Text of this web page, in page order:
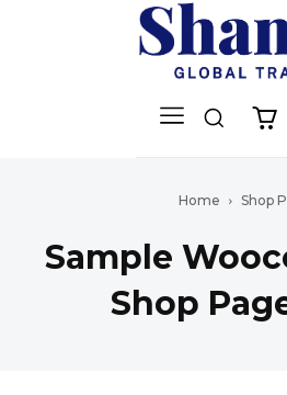
Home Shop
Sample
Shop